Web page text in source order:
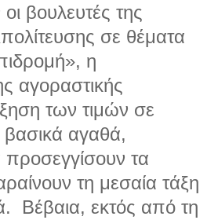
βουλευτές της
σε θέματα
η
αγοραστικής
των τιμών σε
βασικά αγαθά,
προσεγγίσουν τα
τη μεσαία τάξη
Βέβαια, εκτός από τη